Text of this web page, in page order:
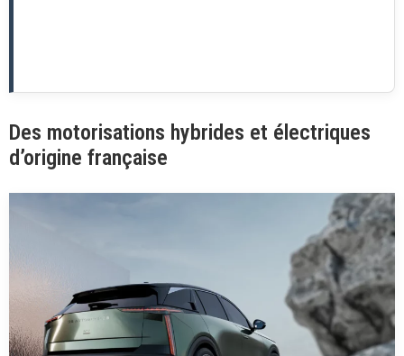
Des motorisations hybrides et électriques
d’origine française